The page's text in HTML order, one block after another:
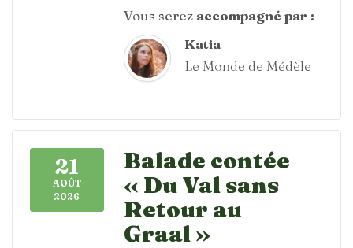
Vous serez accompagné par :
Katia
Le Monde de Médèle
21
AOÛT
2026
Balade contée
« Du Val sans
Retour au
Graal »